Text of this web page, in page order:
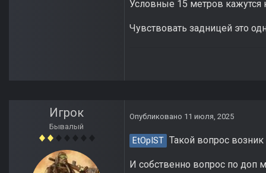
Условные 15 метров
Чувствовать задницей это
Игрок
Бывалый
Опубликовано 11 июля, 2025
EtOpIST Такой вопрос
И собственно вопрос по доп